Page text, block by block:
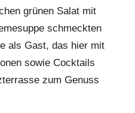
grünen Salat mit
schmeckten
als Gast, das hier mit
sowie Cocktails
zum Genuss